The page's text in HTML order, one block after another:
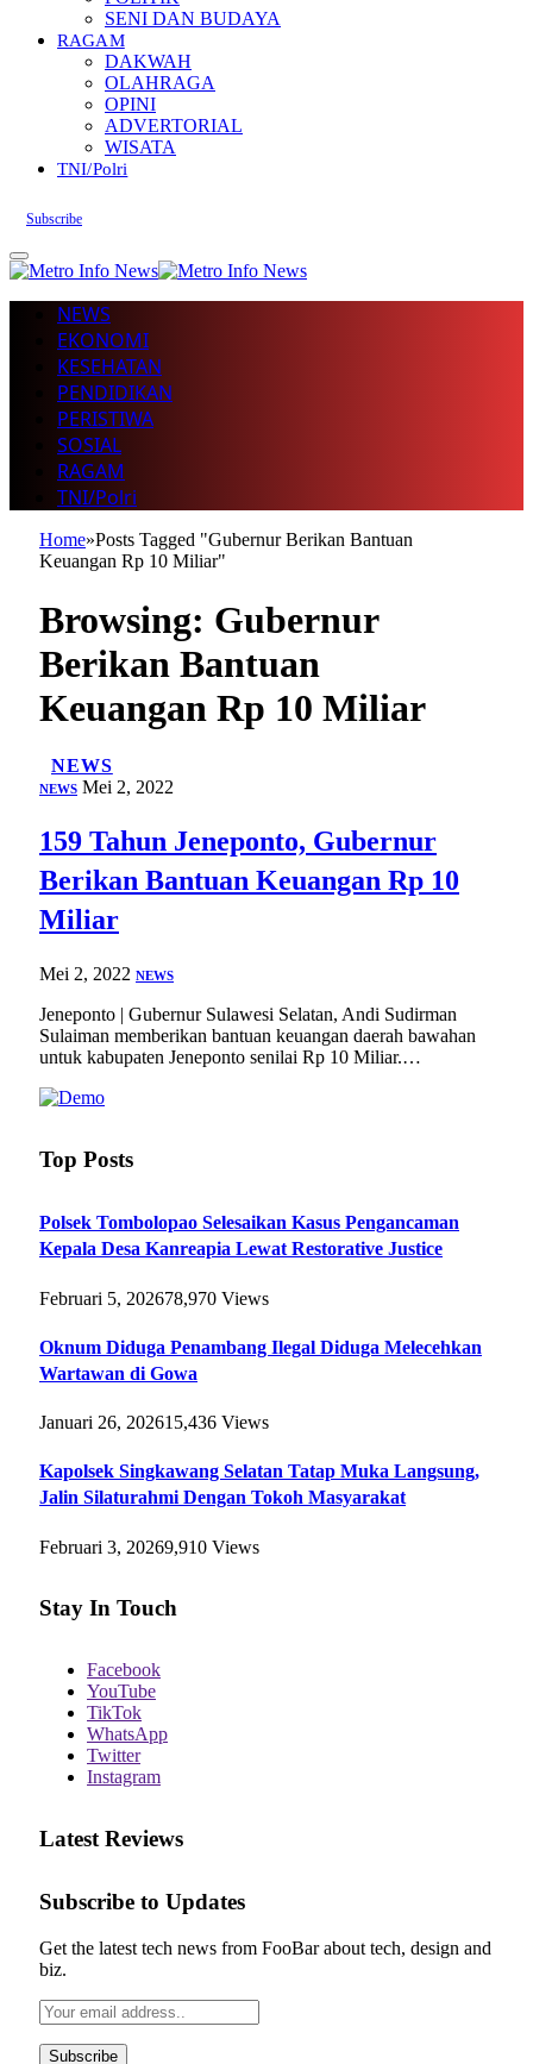
SENI DAN BUDAYA
RAGAM
DAKWAH
OLAHRAGA
OPINI
ADVERTORIAL
WISATA
TNI/Polri
Subscribe
NEWS
EKONOMI
KESEHATAN
PENDIDIKAN
PERISTIWA
SOSIAL
RAGAM
TNI/Polri
Home»Posts Tagged "Gubernur Berikan Bantuan
Keuangan Rp 10 Miliar"
Browsing: Gubernur
Berikan Bantuan
Keuangan Rp 10 Miliar
NEWS
NEWS Mei 2, 2022
159 Tahun Jeneponto, Gubernur
Berikan Bantuan Keuangan Rp 10
Miliar
Mei 2, 2022 NEWS
Jeneponto | Gubernur Sulawesi Selatan, Andi Sudirman
Sulaiman memberikan bantuan keuangan daerah bawahan
untuk kabupaten Jeneponto senilai Rp 10 Miliar.…
Top Posts
Polsek Tombolopao Selesaikan Kasus Pengancaman
Kepala Desa Kanreapia Lewat Restorative Justice
Februari 5, 202678,970 Views
Oknum Diduga Penambang Ilegal Diduga Melecehkan
Wartawan di Gowa
Januari 26, 202615,436 Views
Kapolsek Singkawang Selatan Tatap Muka Langsung,
Jalin Silaturahmi Dengan Tokoh Masyarakat
Februari 3, 20269,910 Views
Stay In Touch
Facebook
YouTube
TikTok
WhatsApp
Twitter
Instagram
Latest Reviews
Subscribe to Updates
Get the latest tech news from FooBar about tech, design and
biz.